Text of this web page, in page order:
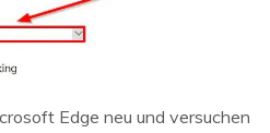
Edge neu und versuchen